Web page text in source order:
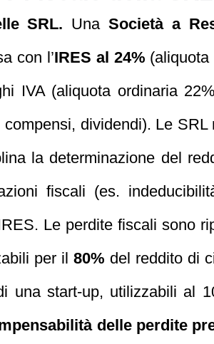
SRL. UnaSocietà a
con l’IRES al 24% (aliquota
IVA (aliquota ordinaria
compensi, dividendi). Le
la determinazione del
fiscali (es.
Le perdite fiscali sono
per il 80% del reddito di
una start-up, utilizzabili al
delle perdite